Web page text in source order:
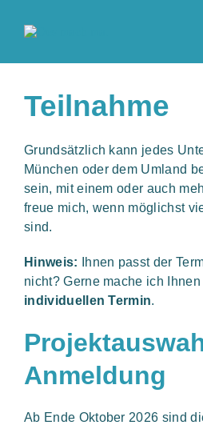
Teilnahme
Grundsätzlich kann jedes
München oder dem Umland
sein, mit einem oder auch
freue mich, wenn möglichst
sind.
Hinweis: Ihnen passt der
nicht? Gerne mache ich
individuellen Termin.
Anmeldung
Ab Ende Oktober 2026 sind